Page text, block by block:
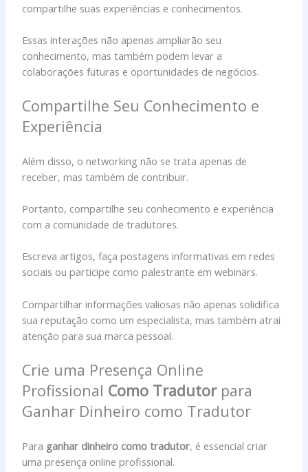
compartilhe suas experiências e conhecimentos.
Essas interações não apenas ampliarão seu
conhecimento, mas também podem levar a
colaborações futuras e oportunidades de negócios.
Compartilhe Seu Conhecimento e
Experiência
Além disso, o networking não se trata apenas de
receber, mas também de contribuir.
Portanto, compartilhe seu conhecimento e experiência
com a comunidade de tradutores.
Escreva artigos, faça postagens informativas em redes
sociais ou participe como palestrante em webinars.
Compartilhar informações valiosas não apenas solidifica
sua reputação como um especialista, mas também atrai
atenção para sua marca pessoal.
Crie uma Presença Online
Profissional Como Tradutor para
Ganhar Dinheiro como Tradutor
Para ganhar dinheiro como tradutor, é essencial criar
uma presença online profissional.